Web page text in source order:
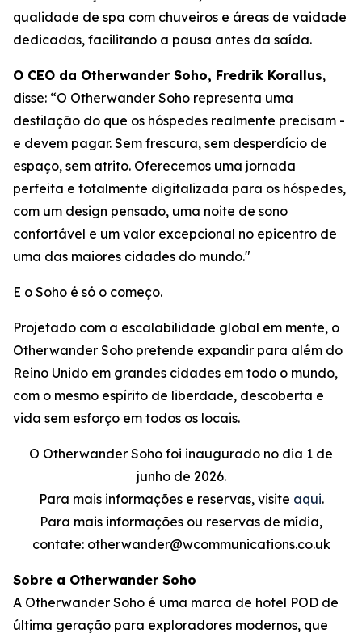
qualidade de spa com chuveiros e áreas de vaidade
dedicadas, facilitando a pausa antes da saída.
O CEO da Otherwander Soho, Fredrik Korallus,
disse: “O Otherwander Soho representa uma
destilação do que os hóspedes realmente precisam -
e devem pagar. Sem frescura, sem desperdício de
espaço, sem atrito. Oferecemos uma jornada
perfeita e totalmente digitalizada para os hóspedes,
com um design pensado, uma noite de sono
confortável e um valor excepcional no epicentro de
uma das maiores cidades do mundo."
E o Soho é só o começo.
Projetado com a escalabilidade global em mente, o
Otherwander Soho pretende expandir para além do
Reino Unido em grandes cidades em todo o mundo,
com o mesmo espírito de liberdade, descoberta e
vida sem esforço em todos os locais.
O Otherwander Soho foi inaugurado no dia 1 de
junho de 2026.
Para mais informações e reservas, visite aqui.
Para mais informações ou reservas de mídia,
contate: otherwander@wcommunications.co.uk
Sobre a Otherwander Soho
A Otherwander Soho é uma marca de hotel POD de
última geração para exploradores modernos, que